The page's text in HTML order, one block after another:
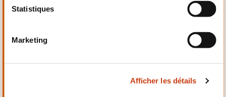
Statistiques
Marketing
Afficher les détails